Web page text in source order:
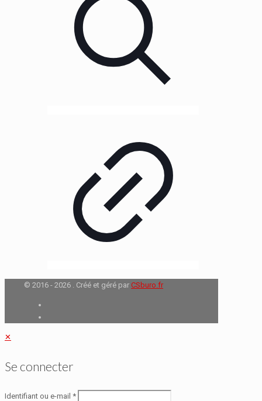
© 2016 - 2026 . Créé et géré par CSburo.fr
✕
Se connecter
Identifiant ou e-mail *